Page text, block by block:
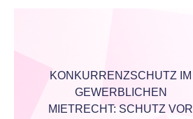
KONKURRENZSCHUTZ IM
GEWERBLICHEN
MIETRECHT: SCHUTZ VOR